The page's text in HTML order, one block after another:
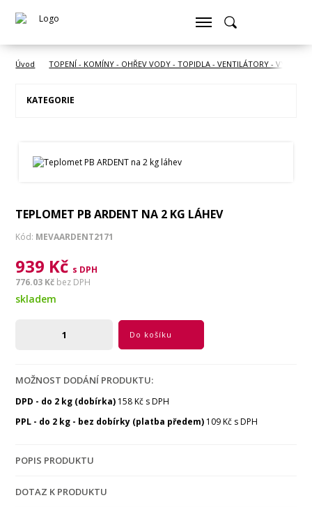
Úvod TOPENÍ - KOMÍNY - OHŘEV VODY - TOPIDLA - VENTILÁTORY -
KATEGORIE
TEPLOMET PB ARDENT NA 2 KG LÁHEV
Kód: MEVAARDENT2171
939 Kč s DPH
776.03 Kč bez DPH
skladem
Do košíku
MOŽNOST DODÁNÍ PRODUKTU:
DPD - do 2 kg (dobírka) 158 Kč s DPH
PPL - do 2 kg - bez dobírky (platba předem) 109 Kč s DPH
POPIS PRODUKTU
DOTAZ K PRODUKTU